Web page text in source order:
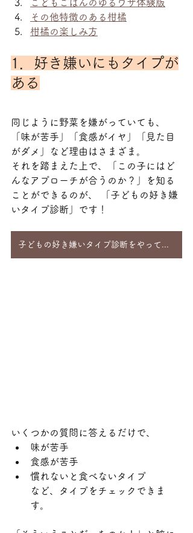
こどもごはんのゆるワザ体験版
その他特徴のある柑橘
柑橘の楽しみ方
1．好き嫌いにもタイプが
ある
同じように野菜を嫌がっていても、
「味が苦手」「食感がイヤ」「見た目
がダメ」など理由はさまざま。
それを踏まえた上で、「この子にはど
んなアプローチが合うのか？」を知る
ことができるのが、 「子どもの好き嫌
いタイプ診断」です！
子どもの好き嫌いタイプ診断をやってみる
いくつかの質問に答えるだけで、
味が苦手
食感が苦手
慣れないと食べないタイプ
など、タイプをチェックできま
す。